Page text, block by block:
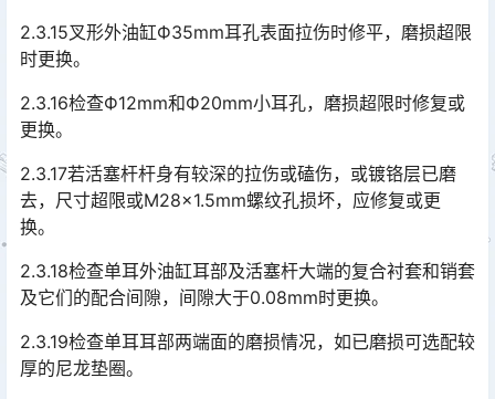
2.3.15叉形外油缸Ф35mm耳孔表面拉伤时修平，磨损超限
时更换。
2.3.16检查Ф12mm和Ф20mm小耳孔，磨损超限时修复或
更换。
2.3.17若活塞杆杆身有较深的拉伤或磕伤，或镀铬层已磨
去，尺寸超限或M28×1.5mm螺纹孔损坏，应修复或更
换。
2.3.18检查单耳外油缸耳部及活塞杆大端的复合衬套和销套
及它们的配合间隙，间隙大于0.08mm时更换。
2.3.19检查单耳耳部两端面的磨损情况，如已磨损可选配较
厚的尼龙垫圈。